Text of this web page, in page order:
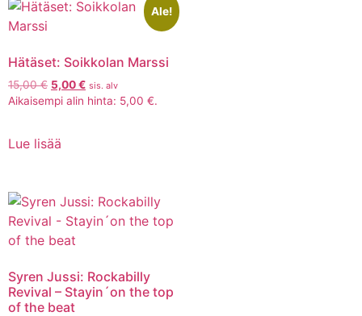
Ale!
Hätäset: Soikkolan Marssi
15,00€ 5,00€ sis. alv
Aikaisempi alin hinta: 5,00 €.
Lue lisää
Syren Jussi: Rockabilly
Revival – Stayin´on the top
of the beat